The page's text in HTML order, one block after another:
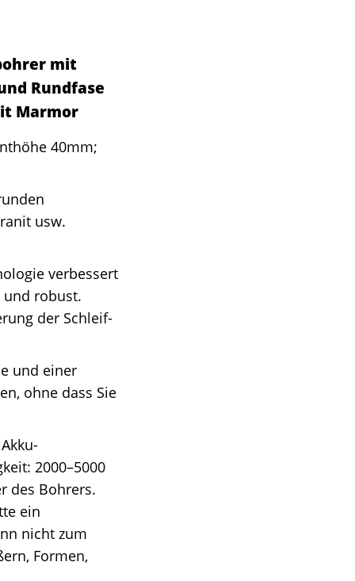
mit
Rundfase
Marmor
40mm;
usw.
verbessert
und robust.
der Schleif-
und einer
ohne dass Sie
2000–5000
des Bohrers.
ein
nicht zum
Formen,